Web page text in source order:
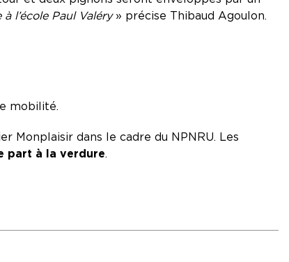
l’école Paul Valéry » précise Thibaud Agoulon.
mobilité.
Monplaisir dans le cadre du NPNRU. Les
part à la verdure.